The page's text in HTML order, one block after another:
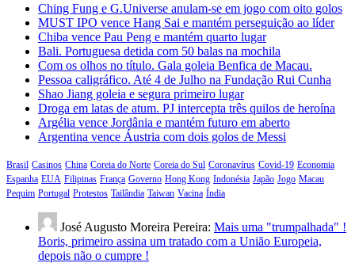
Ching Fung e G.Universe anulam-se em jogo com oito golos
MUST IPO vence Hang Sai e mantém perseguição ao líder
Chiba vence Pau Peng e mantém quarto lugar
Bali. Portuguesa detida com 50 balas na mochila
Com os olhos no título. Gala goleia Benfica de Macau.
Pessoa caligráfico. Até 4 de Julho na Fundação Rui Cunha
Shao Jiang goleia e segura primeiro lugar
Droga em latas de atum. PJ intercepta três quilos de heroína
Argélia vence Jordânia e mantém futuro em aberto
Argentina vence Áustria com dois golos de Messi
Brasil Casinos China Coreia do Norte Coreia do Sul Coronavírus Covid-19 Economia
Espanha EUA Filipinas França Governo Hong Kong Indonésia Japão Jogo Macau
Pequim Portugal Protestos Tailândia Taiwan Vacina Índia
José Augusto Moreira Pereira: Mais uma "trumpalhada" !
Boris, primeiro assina um tratado com a União Europeia,
depois não o cumpre !